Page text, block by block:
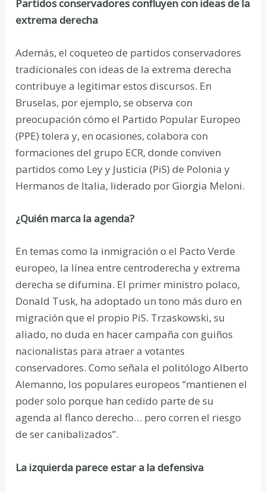
Partidos conservadores confluyen con ideas de la
extrema derecha
Además, el coqueteo de partidos conservadores
tradicionales con ideas de la extrema derecha
contribuye a legitimar estos discursos. En
Bruselas, por ejemplo, se observa con
preocupación cómo el Partido Popular Europeo
(PPE) tolera y, en ocasiones, colabora con
formaciones del grupo ECR, donde conviven
partidos como Ley y Justicia (PiS) de Polonia y
Hermanos de Italia, liderado por Giorgia Meloni.
¿Quién marca la agenda?
En temas como la inmigración o el Pacto Verde
europeo, la línea entre centroderecha y extrema
derecha se difumina. El primer ministro polaco,
Donald Tusk, ha adoptado un tono más duro en
migración que el propio PiS. Trzaskowski, su
aliado, no duda en hacer campaña con guiños
nacionalistas para atraer a votantes
conservadores. Como señala el politólogo Alberto
Alemanno, los populares europeos “mantienen el
poder solo porque han cedido parte de su
agenda al flanco derecho… pero corren el riesgo
de ser canibalizados”.
La izquierda parece estar a la defensiva